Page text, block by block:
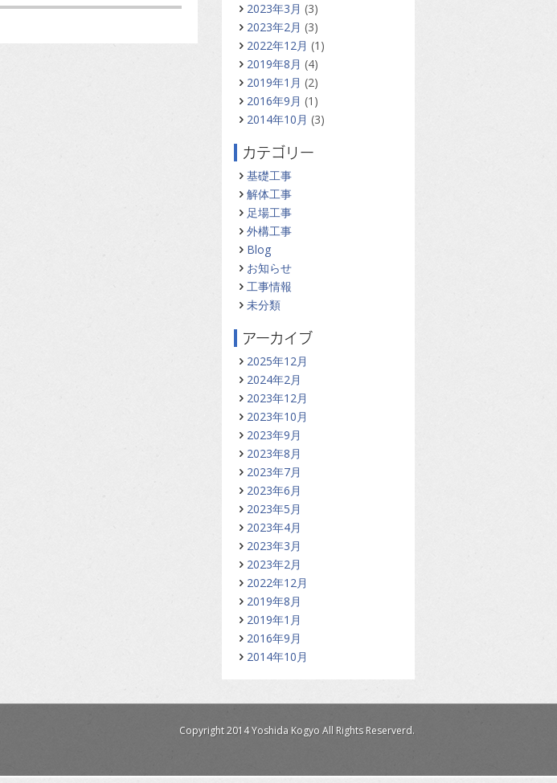
2023年3月 (3)
2023年2月 (3)
2022年12月 (1)
2019年8月 (4)
2019年1月 (2)
2016年9月 (1)
2014年10月 (3)
カテゴリー
基礎工事
解体工事
足場工事
外構工事
Blog
お知らせ
工事情報
未分類
アーカイブ
2025年12月
2024年2月
2023年12月
2023年10月
2023年9月
2023年8月
2023年7月
2023年6月
2023年5月
2023年4月
2023年3月
2023年2月
2022年12月
2019年8月
2019年1月
2016年9月
2014年10月
Copyright 2014 Yoshida Kogyo All Rights Reserverd.